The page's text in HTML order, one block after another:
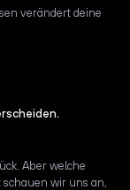
verändert deine
Aber welche
wir uns an,